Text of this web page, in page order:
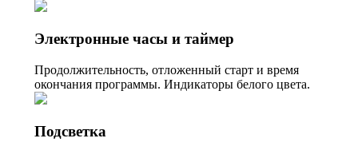
Электронные часы и таймер
Продолжительность, отложенный старт и время
окончания программы. Индикаторы белого цвета.
Подсветка